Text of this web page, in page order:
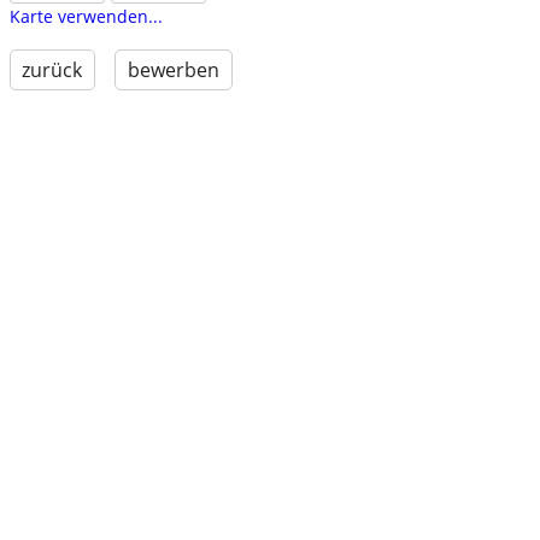
Karte verwenden...
zurück bewerben